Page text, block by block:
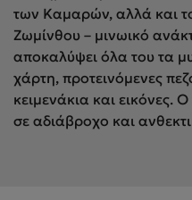
των Καμαρών, αλλά και
Ζωμίνθου – μινωικό
αποκαλύψει όλα του τα
χάρτη, προτεινόμενες
κειμενάκια και εικόνες.
σε αδιάβροχο και